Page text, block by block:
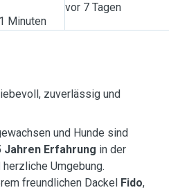
Minuten
vor 7 Tagen
zuverlässig und
und Hunde sind
Jahren Erfahrung in der
Umgebung.
freundlichen Dackel Fido,